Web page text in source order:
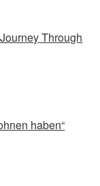
Through
haben“